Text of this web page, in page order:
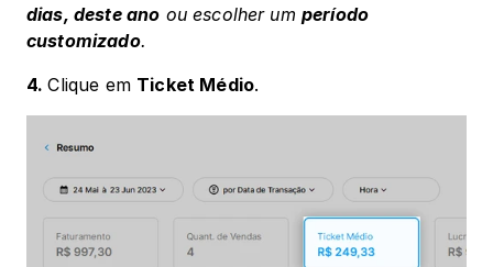
dias, deste ano ou escolher um período
customizado.
4. Clique em Ticket Médio.